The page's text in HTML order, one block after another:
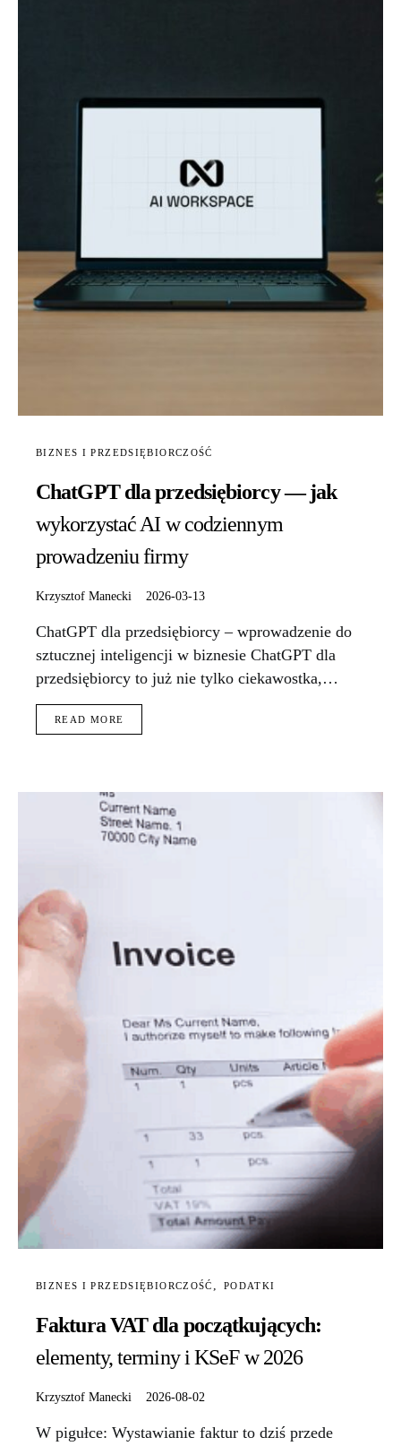
BIZNES I PRZEDSIĘBIORCZOŚĆ
ChatGPT dla przedsiębiorcy — jak
wykorzystać AI w codziennym
prowadzeniu firmy
Krzysztof Manecki 2026-03-13
ChatGPT dla przedsiębiorcy – wprowadzenie do
sztucznej inteligencji w biznesie ChatGPT dla
przedsiębiorcy to już nie tylko ciekawostka,…
READ MORE
BIZNES I PRZEDSIĘBIORCZOŚĆ PODATKI
Faktura VAT dla początkujących:
elementy, terminy i KSeF w 2026
Krzysztof Manecki 2026-08-02
W pigułce: Wystawianie faktur to dziś przede